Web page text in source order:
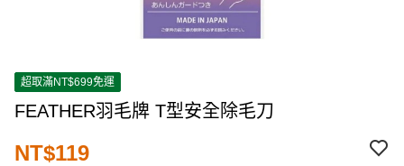
超取滿NT$699免運
FEATHER羽毛牌 T型安全除毛刀
NT$119